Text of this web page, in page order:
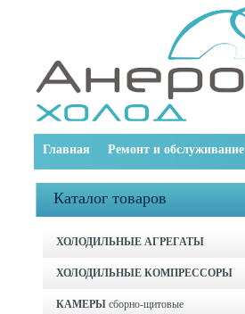
Главная Ремонт и обслуживание
Каталог товаров
ХОЛОДИЛЬНЫЕ АГРЕГАТЫ
ХОЛОДИЛЬНЫЕ КОМПРЕССОРЫ
КАМЕРЫ сборно-щитовые